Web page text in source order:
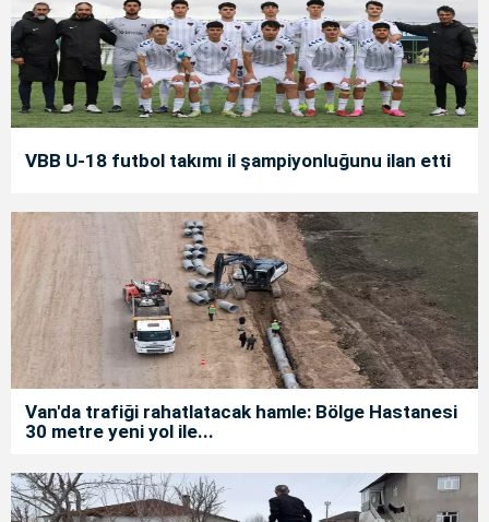
VBB U-18 futbol takımı il şampiyonluğunu ilan etti
Van'da trafiği rahatlatacak hamle: Bölge Hastanesi
30 metre yeni yol ile...